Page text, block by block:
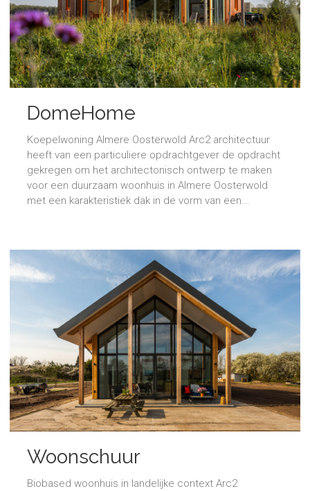
DomeHome
Koepelwoning Almere Oosterwold Arc2 architectuur
heeft van een particuliere opdrachtgever de opdracht
gekregen om het architectonisch ontwerp te maken
voor een duurzaam woonhuis in Almere Oosterwold
met een karakteristiek dak in de vorm van een...
Woonschuur
Biobased woonhuis in landelijke context Arc2